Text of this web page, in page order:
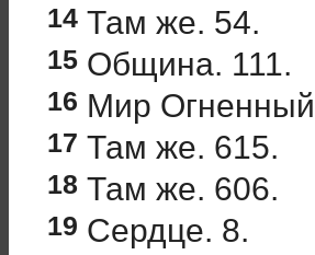
14 Там же. 54.
15 Община. 111.
16 Мир
17 Там же. 615.
18 Там же. 606.
19 Сердце. 8.